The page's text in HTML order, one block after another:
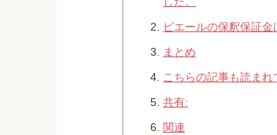
ピエールの保釈保証金
まとめ
こちらの記事も読まれ
共有:
関連